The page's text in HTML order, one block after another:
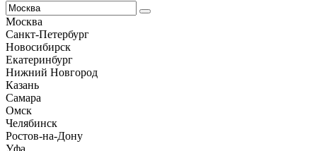
Москва
Санкт-Петербург
Новосибирск
Екатеринбург
Нижний Новгород
Казань
Самара
Омск
Челябинск
Ростов-на-Дону
Уфа